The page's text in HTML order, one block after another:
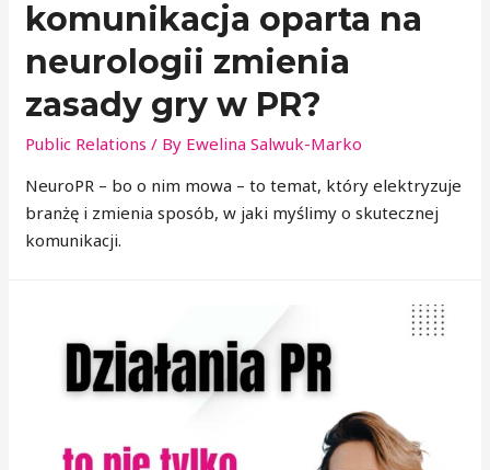
komunikacja oparta na
neurologii zmienia
zasady gry w PR?
Public Relations / By Ewelina Salwuk-Marko
NeuroPR – bo o nim mowa – to temat, który elektryzuje
branżę i zmienia sposób, w jaki myślimy o skutecznej
komunikacji.